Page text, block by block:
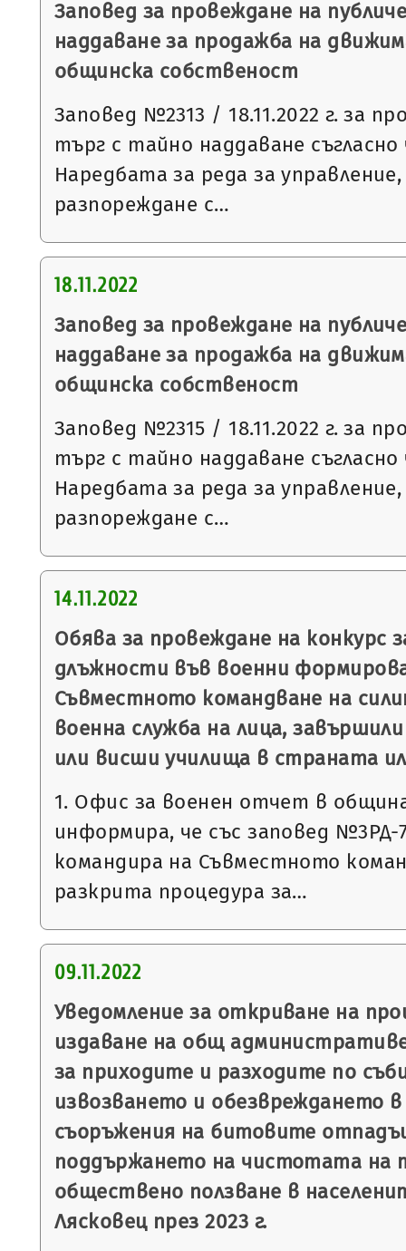
Заповед за провеждане на
наддаване за продажба на
общинска собственост
Заповед №2313 / 18.11.2022 г. за
търг с тайно наддаване съгласно
Наредбата за реда за
разпореждане с…
18.11.2022
Заповед за провеждане на
наддаване за продажба на
общинска собственост
Заповед №2315 / 18.11.2022 г. за
търг с тайно наддаване съгласно
Наредбата за реда за
разпореждане с…
14.11.2022
Обява за провеждане на конкурс
длъжности във военни
Съвместното командване на
военна служба на лица,
или висши училища в страната
1. Офис за военен отчет в
информира, че със заповед №3РД-
командира на Съвместното
разкрита процедура за…
09.11.2022
Уведомление за откриване на
издаване на общ
за приходите и разходите по
извозването и обезвреждането в
съоръжения на битовите
поддържането на чистотата на
обществено ползване в
Лясковец през 2023 г.